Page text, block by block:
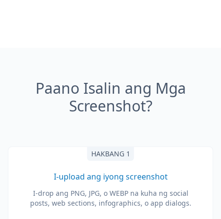
Paano Isalin ang Mga
Screenshot?
HAKBANG 1
I-upload ang iyong screenshot
I-drop ang PNG, JPG, o WEBP na kuha ng social
posts, web sections, infographics, o app dialogs.